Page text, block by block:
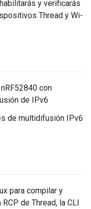
y verificarás
Thread y Wi-
con
de IPv6
de multidifusión IPv6
para compilar y
de Thread, la CLI